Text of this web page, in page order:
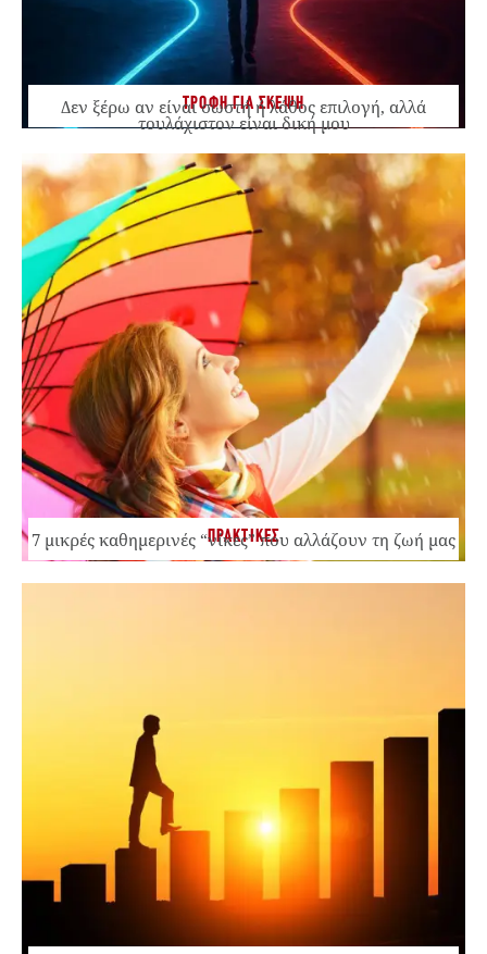
ΤΡΟΦΗ ΓΙΑ ΣΚΕΨΗ
Δεν ξέρω αν είναι σωστή ή λάθος επιλογή, αλλά
τουλάχιστον είναι δική μου
ΠΡΑΚΤΙΚΕΣ
7 μικρές καθημερινές “νίκες” που αλλάζουν τη ζωή μας